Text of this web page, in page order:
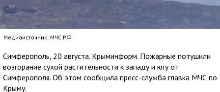
Медиаисточник: МЧС РФ
Симферополь, 20 августа. Крыминформ. Пожарные потушили
возгорание сухой растительности к западу и югу от
Симферополя. Об этом сообщила пресс-служба главка МЧС по
Крыму.